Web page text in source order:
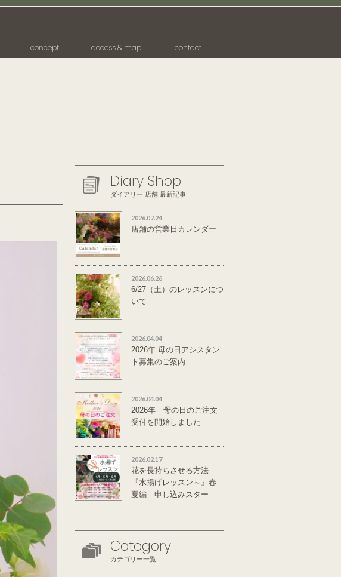
concept access & map contact
Diary Shop
ダイアリー 店舗 最新記事
2026.07.24
店舗の営業日カレンダー
2026.06.26
6/27（土）のレッスンにつ
いて
2026.04.04
2026年 母の日アシスタン
ト募集のご案内
2026.04.04
2026年 母の日のご注文
受付を開始しました
2026.02.17
花を長持ちさせる方法
『水揚げレッスン～』春
夏編 申し込みスター
Category
カテゴリー一覧